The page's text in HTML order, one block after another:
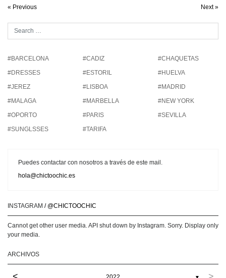
« Previous Next »
#BARCELONA #CADIZ
#CHAQUETAS
#DRESSES
#ESTORIL
#HUELVA
#JEREZ
#LISBOA
#MADRID
#MALAGA
#MARBELLA
#NEW YORK
#OPORTO
#PARIS
#SEVILLA
#SUNGLSSES
#TARIFA
Puedes contactar con nosotros a través de este mail.
hola@chictoochic.es
INSTAGRAM / @CHICTOOCHIC
Cannot get other user media. API shut down by Instagram. Sorry. Display only
your media.
ARCHIVOS